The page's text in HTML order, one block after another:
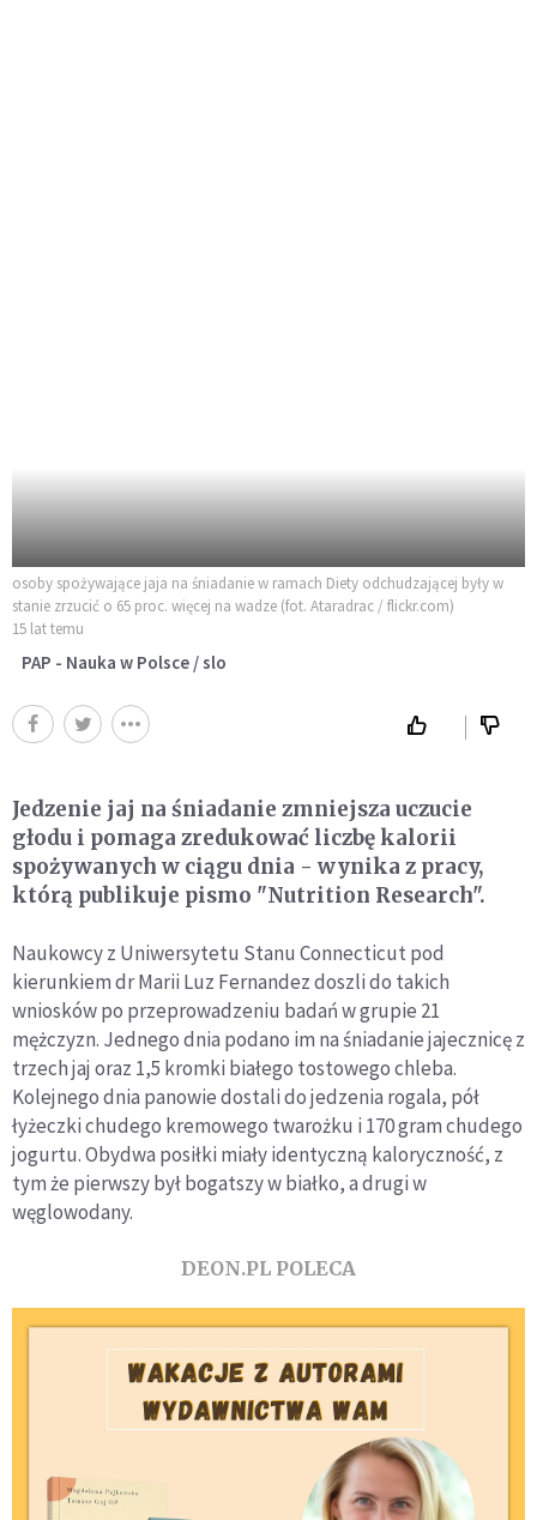
osoby spożywające jaja na śniadanie w ramach Diety odchudzającej były w
stanie zrzucić o 65 proc. więcej na wadze (fot. Ataradrac / flickr.com)
15 lat temu
PAP - Nauka w Polsce / slo
Jedzenie jaj na śniadanie zmniejsza uczucie
głodu i pomaga zredukować liczbę kalorii
spożywanych w ciągu dnia - wynika z pracy,
którą publikuje pismo "Nutrition Research".
Naukowcy z Uniwersytetu Stanu Connecticut pod
kierunkiem dr Marii Luz Fernandez doszli do takich
wniosków po przeprowadzeniu badań w grupie 21
mężczyzn. Jednego dnia podano im na śniadanie jajecznicę z
trzech jaj oraz 1,5 kromki białego tostowego chleba.
Kolejnego dnia panowie dostali do jedzenia rogala, pół
łyżeczki chudego kremowego twarożku i 170 gram chudego
jogurtu. Obydwa posiłki miały identyczną kaloryczność, z
tym że pierwszy był bogatszy w białko, a drugi w
węglowodany.
DEON.PL POLECA